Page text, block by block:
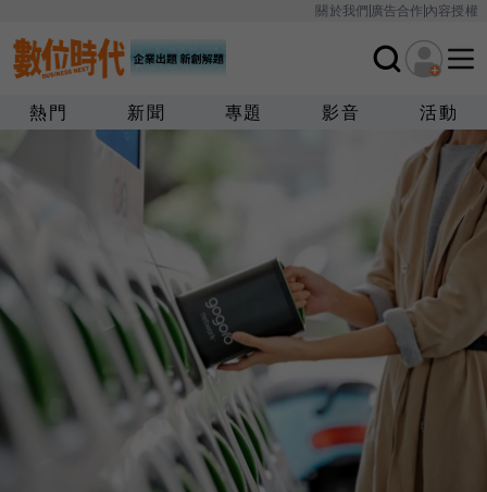
關於我們廣告合作內容授權
熱門 新聞 專題 影音 活動